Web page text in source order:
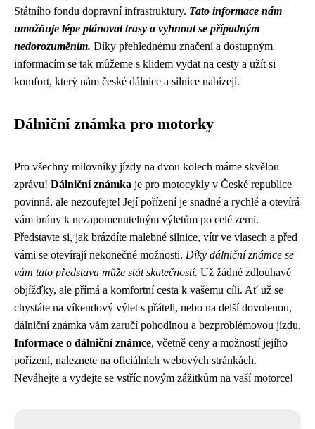
Státního fondu dopravní infrastruktury. Tato informace nám
umožňuje lépe plánovat trasy a vyhnout se případným
nedorozuměním. Díky přehlednému značení a dostupným
informacím se tak můžeme s klidem vydat na cesty a užít si
komfort, který nám české dálnice a silnice nabízejí.
Dálniční známka pro motorky
Pro všechny milovníky jízdy na dvou kolech máme skvělou
zprávu! Dálniční známka je pro motocykly v České republice
povinná, ale nezoufejte! Její pořízení je snadné a rychlé a otevírá
vám brány k nezapomenutelným výletům po celé zemi.
Představte si, jak brázdíte malebné silnice, vítr ve vlasech a před
vámi se otevírají nekonečné možnosti. Díky dálniční známce se
vám tato představa může stát skutečností. Už žádné zdlouhavé
objížďky, ale přímá a komfortní cesta k vašemu cíli. Ať už se
chystáte na víkendový výlet s přáteli, nebo na delší dovolenou,
dálniční známka vám zaručí pohodlnou a bezproblémovou jízdu.
Informace o dálniční známce, včetně ceny a možností jejího
pořízení, naleznete na oficiálních webových stránkách.
Neváhejte a vydejte se vstříc novým zážitkům na vaší motorce!